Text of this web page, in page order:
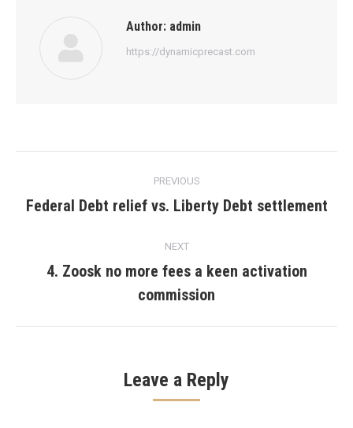
Author: admin
https://dynamicprecast.com
navigation
PREVIOUS
Previous
Federal Debt relief vs. Liberty Debt settlement
NEXT
Next
post:
4. Zoosk no more fees a keen activation
commission
Leave a Reply